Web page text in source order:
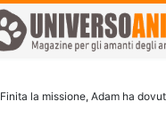
Finita la missione, Adam ha dovuto dire addio alla sua collega, la cagnolina che lo aveva accompagnato per tanti anni. Adam ha cercato in ogni modo